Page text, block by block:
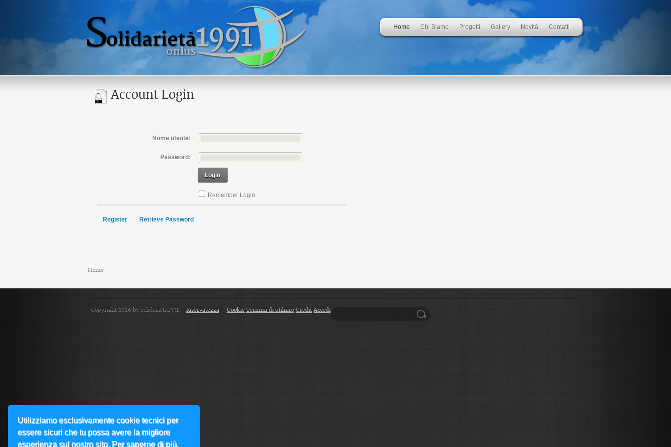
Utilizziamo esclusivamente cookie tecnici per
essere sicuri che tu possa avere la migliore
esperienza sul nostro sito. Per saperne di più,
Home Chi Siamo Progetti Gallery Novità Contatti
Account Login
Nome utente:
Password:
Login
Remember Login
Register Retrieve Password
Home
Copyright 2026 by Solidarieta1991 Riservatezza Cookie Termini di utilizzo Credit Accedi